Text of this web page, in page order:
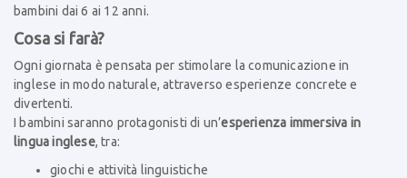
bambini dai 6 ai 12 anni.
Cosa si farà?
Ogni giornata è pensata per stimolare la comunicazione in
inglese in modo naturale, attraverso esperienze concrete e
divertenti.
I bambini saranno protagonisti di un’esperienza immersiva in
lingua inglese, tra:
giochi e attività linguistiche